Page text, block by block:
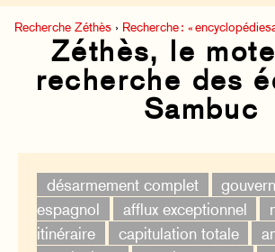
Recherche Zéthès › Recherche : «
Zéthès, le
recherche des
Sambuc
désarmement complet
espagnol
afflux exceptionnel
itinéraire
capitulation totale